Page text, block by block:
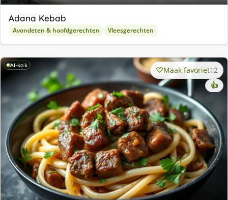
Adana Kebab
Avondeten & hoofdgerechten Vleesgerechten
AI-kok Maak favoriet12
👍